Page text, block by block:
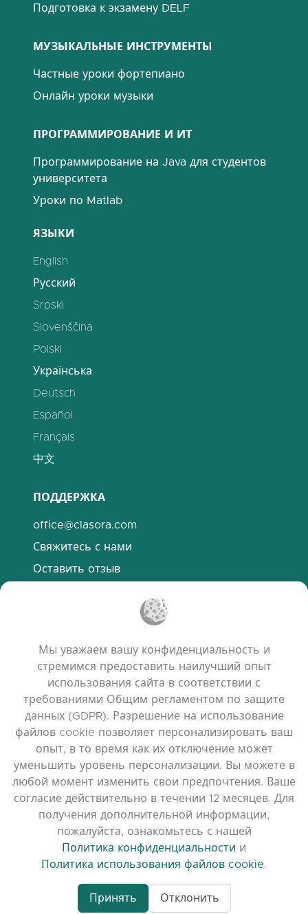
Подготовка к экзамену DELF
МУЗЫКАЛЬНЫЕ ИНСТРУМЕНТЫ
Частные уроки фортепиано
Онлайн уроки музыки
ПРОГРАММИРОВАНИЕ И ИТ
Программирование на Java для студентов
университета
Уроки по Matlab
ЯЗЫКИ
English
Русский
Srpski
Slovenščina
Polski
Українська
Deutsch
Español
Français
中文
ПОДДЕРЖКА
office@clasora.com
Свяжитесь с нами
Оставить отзыв
Часто задаваемые вопросы
Политика конфиденциальности
Политика использования файлов cookie
Условия использования
Примечания к выпуску
www.quora.com/
Agent-7/Maximizing-
© 2026 clasora.com platform | Все права
Мы уважаем вашу конфиденциальность и
стремимся предоставить наилучший опыт
использования сайта в соответствии с
требованиями Общим регламентом по защите
данных (GDPR). Разрешение на использование
файлов cookie позволяет персонализировать ваш
опыт, в то время как их отключение может
уменьшить уровень персонализации. Вы можете в
любой момент изменить свои предпочтения. Ваше
согласие действительно в течении 12 месяцев. Для
получения дополнительной информации,
пожалуйста, ознакомьтесь с нашей
Политика конфиденциальности и
Политика использования файлов cookie.
Принять Отклонить